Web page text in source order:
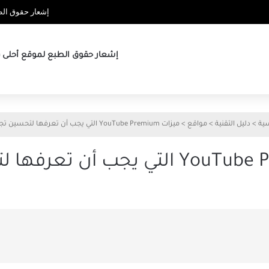
إشعار حقوق
إشعار حقوق الطبع لموقع أحلى
> دليل التقنية > مواقع > ميزات YouTube Premium التي يجب أن تعرفها لتحسين تجربتك